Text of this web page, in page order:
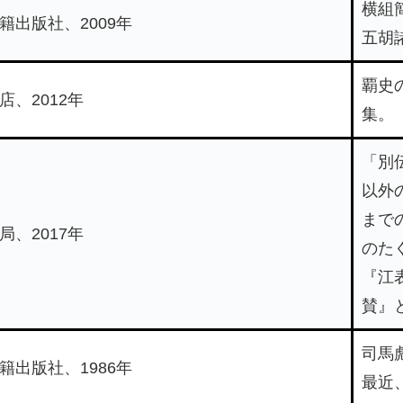
出版社、2009年
横組
五胡
、2012年
覇史
集。
、2017年
「
以外
まで
のた
『
賛』
出版社、1986年
司馬
最近